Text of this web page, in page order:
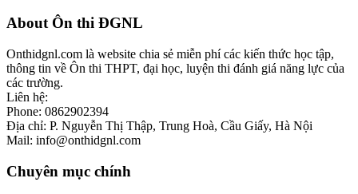
Footer
About Ôn thi ĐGNL
Onthidgnl.com là website chia sẻ miễn phí các kiến thức học tập,
thông tin về Ôn thi THPT, đại học, luyện thi đánh giá năng lực của
các trường.
Liên hệ:
Phone: 0862902394
Địa chỉ: P. Nguyễn Thị Thập, Trung Hoà, Cầu Giấy, Hà Nội
Mail: info@onthidgnl.com
Chuyên mục chính